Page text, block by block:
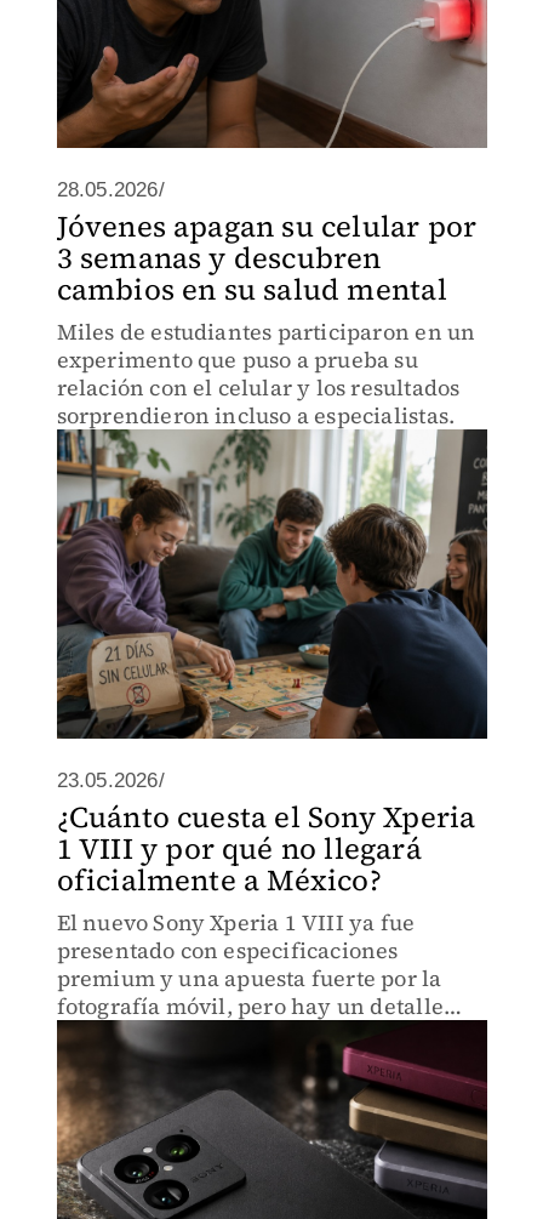
28.05.2026/
Jóvenes apagan su celular por
3 semanas y descubren
cambios en su salud mental
Miles de estudiantes participaron en un
experimento que puso a prueba su
relación con el celular y los resultados
sorprendieron incluso a especialistas.
23.05.2026/
¿Cuánto cuesta el Sony Xperia
1 VIII y por qué no llegará
oficialmente a México?
El nuevo Sony Xperia 1 VIII ya fue
presentado con especificaciones
premium y una apuesta fuerte por la
fotografía móvil, pero hay un detalle
que ha llamado la atención de los
usuarios en México.